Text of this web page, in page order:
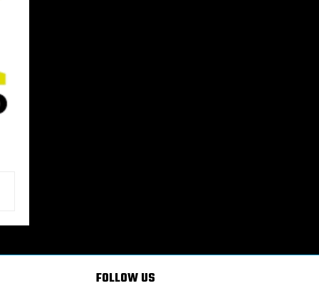
FOLLOW US